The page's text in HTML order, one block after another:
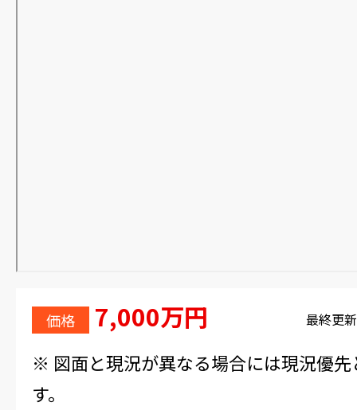
価格 7,000万円 最終更
※ 図面と現況が異なる場合には現況優
す。